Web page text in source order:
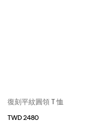
復刻平紋圓領 T 恤
TWD 2480